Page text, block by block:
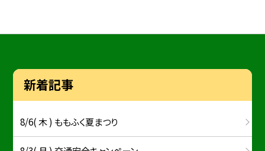
新着記事
8/6( 木 ) ももふく夏まつり